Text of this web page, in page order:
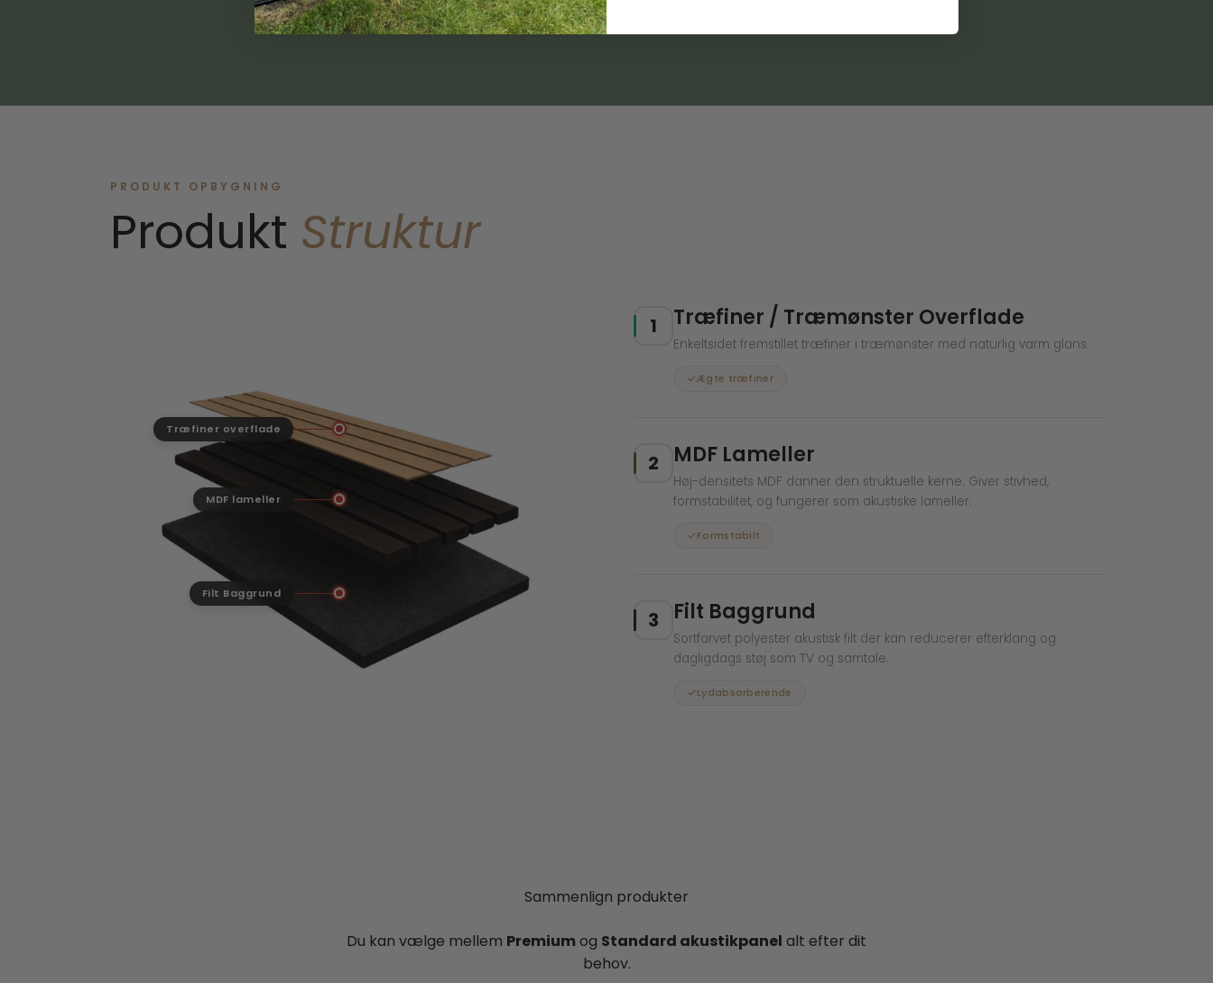
PRODUKT OPBYGNING
Produkt Struktur
Træfiner overflade
MDF lameller
Filt Baggrund
1 Træfiner / Træmønster Overflade
Enkeltsidet fremstillet træfiner i træmønster med naturlig varm glans.
Ægte træfiner
2 MDF Lameller
Høj-densitets MDF danner den struktuelle kerne. Giver stivhed,
formstabilitet, og fungerer som akustiske lameller.
Formstabilt
3 Filt Baggrund
Sortfarvet polyester akustisk filt der kan reducerer efterklang og
dagligdags støj som TV og samtale.
Lydabsorberende
Sammenlign produkter
Du kan vælge mellem Premium og Standard akustikpanel alt efter dit
behov.